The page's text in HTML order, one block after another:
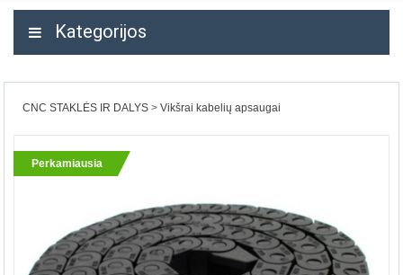
Kategorijos
CNC STAKLĖS IR DALYS Vikšrai kabelių apsaugai
Perkamiausia